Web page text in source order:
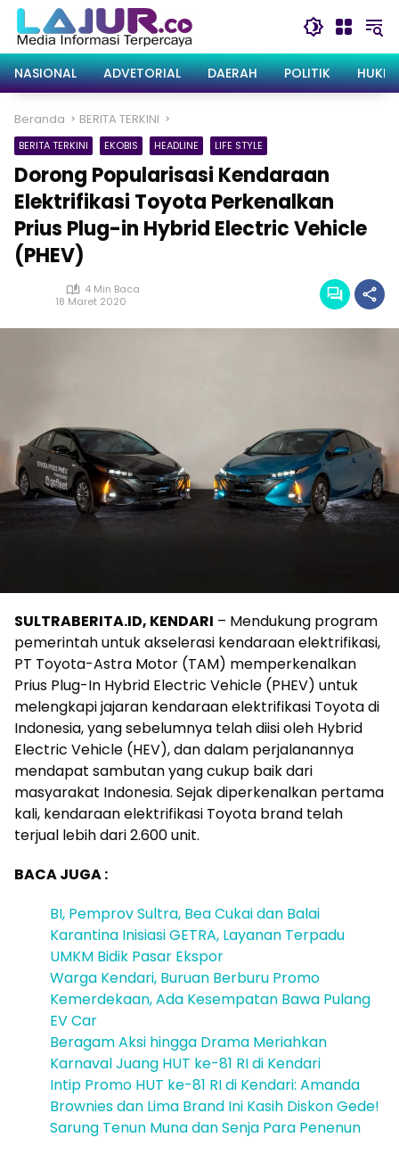
Langsung
konten
NASIONAL
ADVETORIAL DAERAH POLITIK
Beranda BERITA TERKINI
BERITA TERKINI EKOBIS HEADLINE LIFE STYLE
Dorong Popularisasi Kendaraan
Elektrifikasi Toyota Perkenalkan
Prius Plug-in Hybrid Electric Vehicle
(PHEV)
4 Min Baca
18 Maret 2020
SULTRABERITA.ID, KENDARI – Mendukung program
pemerintah untuk akselerasi kendaraan elektrifikasi,
PT Toyota-Astra Motor (TAM) memperkenalkan
Prius Plug-In Hybrid Electric Vehicle (PHEV) untuk
melengkapi jajaran kendaraan elektrifikasi Toyota di
Indonesia, yang sebelumnya telah diisi oleh Hybrid
Electric Vehicle (HEV), dan dalam perjalanannya
mendapat sambutan yang cukup baik dari
masyarakat Indonesia. Sejak diperkenalkan pertama
kali, kendaraan elektrifikasi Toyota brand telah
terjual lebih dari 2.600 unit.
BACA JUGA :
BI, Pemprov Sultra, Bea Cukai dan Balai
Karantina Inisiasi GETRA, Layanan Terpadu
UMKM Bidik Pasar Ekspor
Warga Kendari, Buruan Berburu Promo
Kemerdekaan, Ada Kesempatan Bawa Pulang
EV Car
Beragam Aksi hingga Drama Meriahkan
Karnaval Juang HUT ke-81 RI di Kendari
Intip Promo HUT ke-81 RI di Kendari: Amanda
Brownies dan Lima Brand Ini Kasih Diskon Gede!
Sarung Tenun Muna dan Senja Para Penenun